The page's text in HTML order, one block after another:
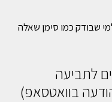
שבודק כמו סימן שאלה
לתביעה
בוואטסאפ)